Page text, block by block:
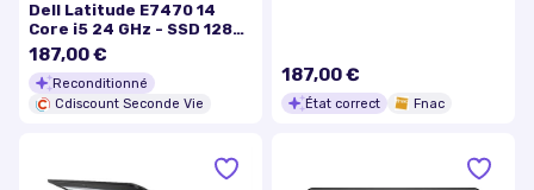
Dell Latitude E7470 14
Core i5 24 GHz - SSD 128
Go - 4 Go AZERTY -
Français
187,00 €
Reconditionné
Cdiscount Seconde Vie
1366 x 768 (HD) - Gigabit
Ethernet - Wi-Fi 5 - avec 3
Years Hardware Service
187,00 €
État correct Fnac